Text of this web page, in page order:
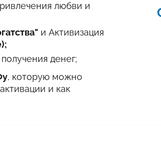
любви и
и Активизация
получения денег;
, которую можно
и как